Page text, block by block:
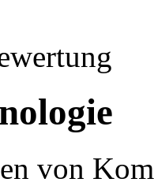
von